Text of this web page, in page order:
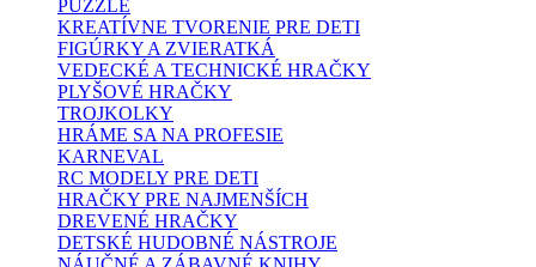
PUZZLE
KREATÍVNE TVORENIE PRE DETI
FIGÚRKY A ZVIERATKÁ
VEDECKÉ A TECHNICKÉ HRAČKY
PLYŠOVÉ HRAČKY
TROJKOLKY
HRÁME SA NA PROFESIE
KARNEVAL
RC MODELY PRE DETI
HRAČKY PRE NAJMENŠÍCH
DREVENÉ HRAČKY
DETSKÉ HUDOBNÉ NÁSTROJE